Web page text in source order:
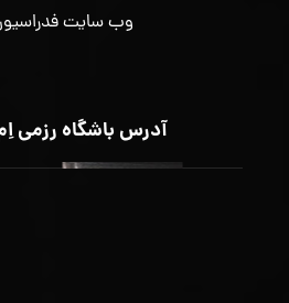
وب سایت
آدرس باشگاه رزمی